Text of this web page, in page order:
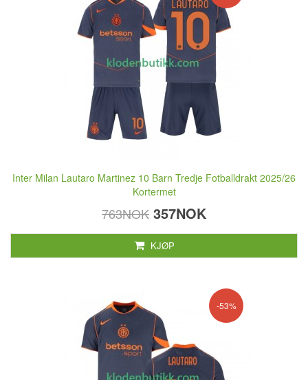
Inter Milan Lautaro Martinez 10 Barn Tredje Fotballdrakt 2025/26
Kortermet
763NOK 357NOK
KJØP
-53%